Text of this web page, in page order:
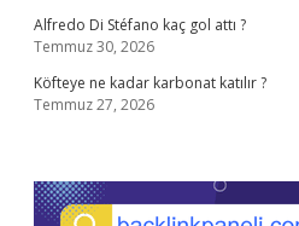
Alfredo Di Stéfano kaç gol attı ?
Temmuz 30, 2026
Köfteye ne kadar karbonat katılır ?
Temmuz 27, 2026